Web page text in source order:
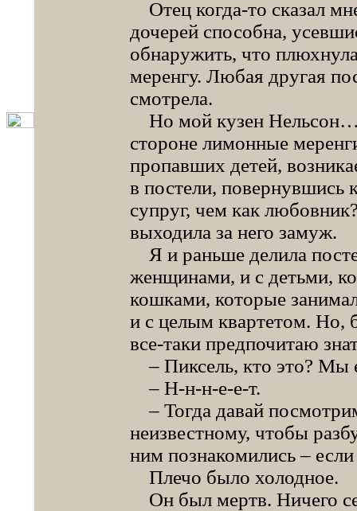
Отец когда-то сказал
дочерей способна,
обнаружить, что
меренгу. Любая другая
смотрела.
Но мой кузен Нельсон…
стороне лимонные
пропавших детей,
в постели, повернувшись
супруг, чем как
выходила за него замуж.
Я и раньше делила
женщинами, и с детьми,
кошками, которые
и с целым квартетом. Но,
все-таки предпочитаю
– Пиксель, кто это? Мы
– Н-н-н-е-е-т.
– Тогда давай
неизвестному, чтобы
ним познакомились –
Плечо было холодное.
Он был мертв. Ничего